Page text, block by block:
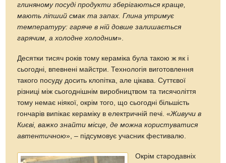
глиняному посуді продукти зберігаються краще,
мають ліпший смак та запах. Глина утримує
температуру: гаряче в ній довше залишається
гарячим, а холодне холодним».
Десятки тисяч років тому кераміка була такою ж як і
сьогодні, впевнені майстри. Технологія виготовлення
такого посуду досить клопітка, але цікава. Суттєвої
різниці між сьогоднішнім виробництвом та тисячоліття
тому немає ніякої, окрім того, що сьогодні більшість
гончарів випікає кераміку в електричній печі. «Живучи в
Києві, важко знайти місце, де можна користуватися
автентичною», – підсумовує учасник фестивалю.
Окрім стародавніх